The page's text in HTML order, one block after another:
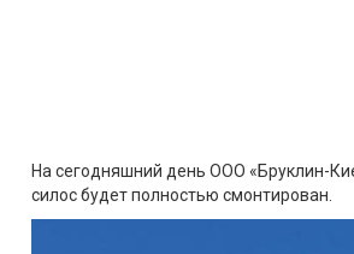
На сегодняшний день ООО «Бруклин-
силос будет полностью смонтирован.